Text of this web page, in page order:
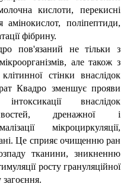
кислоти, перекисні
поліпептиди,
фібрину.
пов'язаний не тільки з
але також з
стінки внаслідок
Квадро зменшує прояви
внаслідок
дренажної і
мікроциркуляції,
Це сприяє очищенню ран
тканини, зникненню
росту грануляційної